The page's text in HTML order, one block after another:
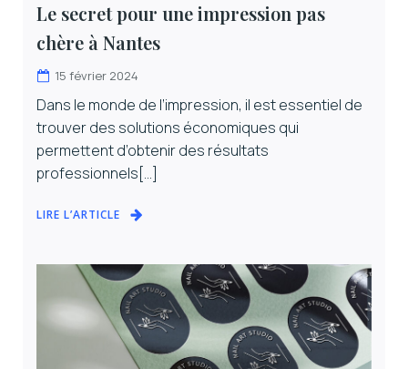
Le secret pour une impression pas
chère à Nantes
15 février 2024
Dans le monde de l’impression, il est essentiel de
trouver des solutions économiques qui
permettent d’obtenir des résultats
professionnels[…]
LIRE L’ARTICLE